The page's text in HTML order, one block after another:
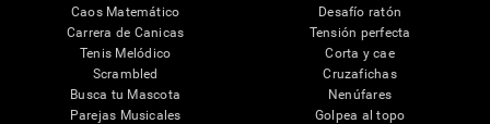
Caos Matemático
Carrera de Canicas
Tenis Melódico
Scrambled
Busca tu Mascota
Parejas Musicales
Desafío ratón
Tensión perfecta
Corta y cae
Cruzafichas
Nenúfares
Golpea al topo